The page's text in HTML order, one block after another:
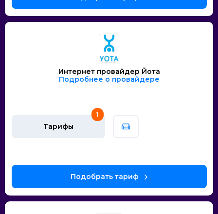
Интернет провайдер Йота
Подробнее о провайдере
Тарифы
1